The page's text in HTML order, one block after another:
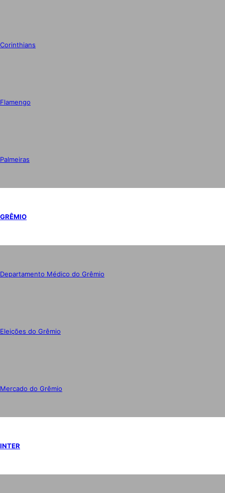
Corinthians
Flamengo
Palmeiras
GRÊMIO
Departamento Médico do Grêmio
Eleições do Grêmio
Mercado do Grêmio
INTER